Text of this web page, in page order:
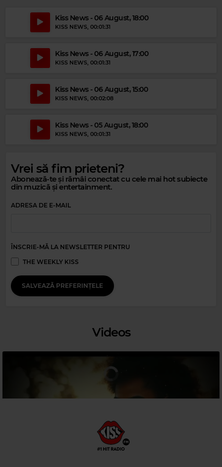
Magic Relax
APOLLINARE ROSSI–EVERY LITTLE THING SHE DOES IS MAGIC
Magic 80s Hits
Kiss News - 06 August, 18:00
KISS NEWS, 00:01:31
Kiss News - 06 August, 17:00
KISS NEWS, 00:01:31
Kiss News - 06 August, 15:00
KISS NEWS, 00:02:08
Kiss News - 05 August, 18:00
KISS NEWS, 00:01:31
Vrei să fim prieteni?
Abonează-te și rămâi conectat cu cele mai hot subiecte
din muzică și entertainment.
ADRESA DE E-MAIL
ÎNSCRIE-MĂ LA NEWSLETTER PENTRU
THE WEEKLY KISS
SALVEAZĂ PREFERINȚELE
Videos